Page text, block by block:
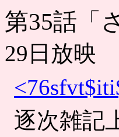
第35話「
29日放映
逐次雑記